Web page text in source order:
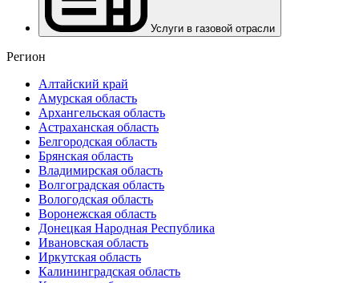
Услуги в газовой отрасли
Регион
Алтайский край
Амурская область
Архангельская область
Астраханская область
Белгородская область
Брянская область
Владимирская область
Волгоградская область
Вологодская область
Воронежская область
Донецкая Народная Республика
Ивановская область
Иркутская область
Калининградская область